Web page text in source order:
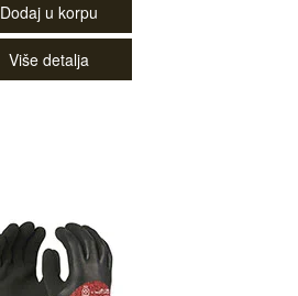
Dodaj u korpu
Više detalja